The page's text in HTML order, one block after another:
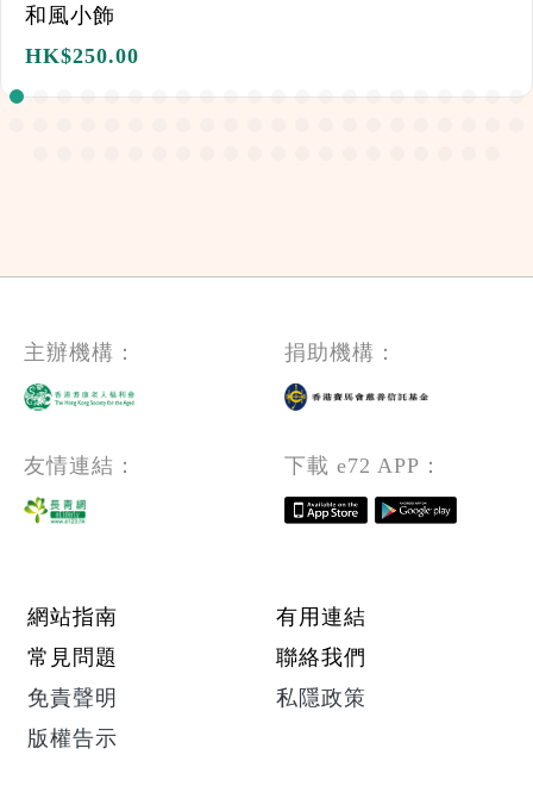
和風小飾
HK$250.00
主辦機構： 捐助機構：
友情連結： 下載 e72 APP：
Footer menu
網站指南
有用連結
常見問題
聯絡我們
免責聲明
私隱政策
版權告示